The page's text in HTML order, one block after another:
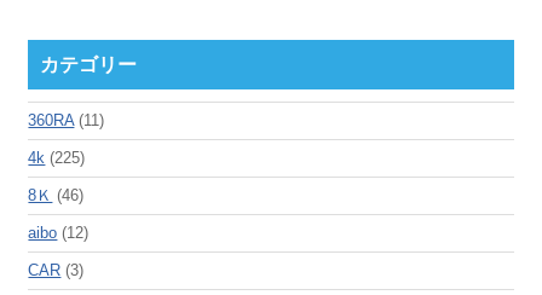
カテゴリー
360RA(11)
4k (225)
8Ｋ (46)
aibo (12)
CAR (3)